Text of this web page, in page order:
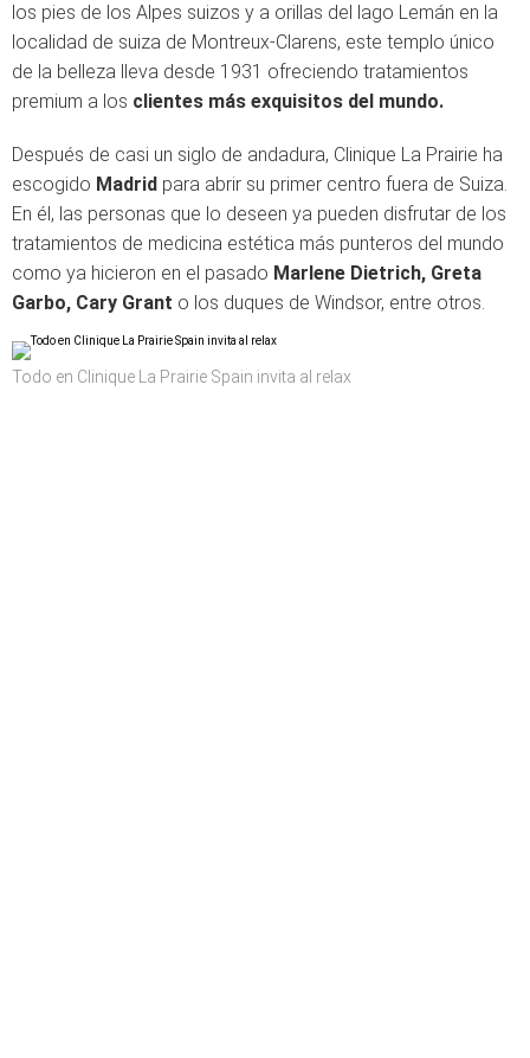
los pies de los Alpes suizos y a orillas del lago Lemán en la
localidad de suiza de Montreux-Clarens, este templo único
de la belleza lleva desde 1931 ofreciendo tratamientos
premium a los clientes más exquisitos del mundo.
Después de casi un siglo de andadura, Clinique La Prairie ha
escogido Madrid para abrir su primer centro fuera de Suiza.
En él, las personas que lo deseen ya pueden disfrutar de los
tratamientos de medicina estética más punteros del mundo
como ya hicieron en el pasado Marlene Dietrich, Greta
Garbo, Cary Grant o los duques de Windsor, entre otros.
Todo en Clinique La Prairie Spain invita al relax